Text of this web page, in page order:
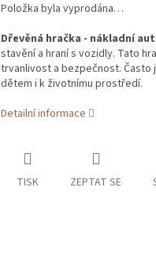
Položka byla vyprodána…
Dřevěná hračka - nákladní
stavění a hraní s vozidly. Tato
trvanlivost a bezpečnost. Často
dětem i k životnímu prostředí.
Detailní informace
TISK ZEPTAT SE